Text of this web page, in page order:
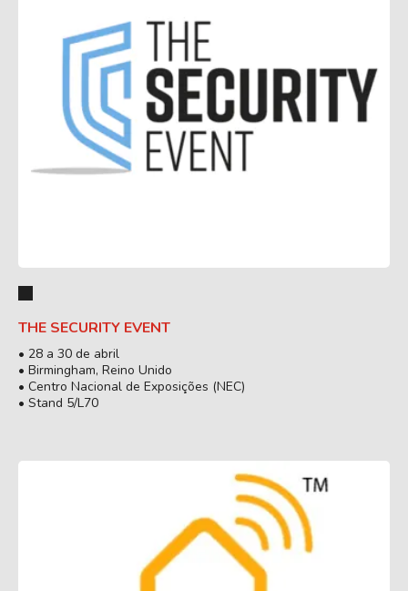
THE SECURITY EVENT
• 28 a 30 de abril
• Birmingham, Reino Unido
• Centro Nacional de Exposições (NEC)
• Stand 5/L70